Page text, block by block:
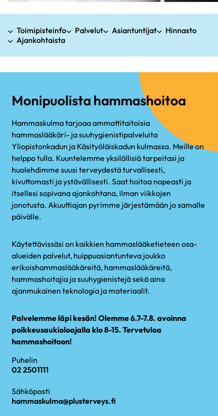
Toimipisteinfo Palvelut Asiantuntijat
Hinnasto
Ajankohtaista
Monipuolista hammashoitoa
Hammaskulma tarjoaa ammattitaitoisia
hammaslääkäri- ja suuhygienistipalveluita
Yliopistonkadun ja Käsityöläiskadun kulmassa. Meille on
helppo tulla. Kuuntelemme yksilöllisiä tarpeitasi ja
huolehdimme suusi terveydestä turvallisesti,
kivuttomasti ja ystävällisesti. Saat hoitoa nopeasti ja
itsellesi sopivana ajankohtana, ilman viikkojen
jonotusta. Akuuttiajan pyrimme järjestämään jo samalle
päivälle.
Käytettävissäsi on kaikkien hammaslääketieteen osa-
alueiden palvelut, huippuasiantunteva joukko
erikoishammaslääkäreitä, hammaslääkäreitä,
hammashoitajia ja suuhygienistejä sekä aina
ajanmukainen teknologia ja materiaalit.
Palvelemme läpi kesän! Olemme 6.7-7.8. avoinna
poikkeusaukioloajalla klo 8-15. Tervetuloa
hammashoitoon!
Puhelin
02 2501111
Sähköposti
hammaskulma@plusterveys.fi